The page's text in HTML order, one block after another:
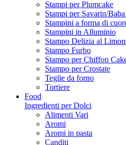
Stampi per Plumcake
Stampi per Savarin/Baba
Stampini a forma di
Stampini in Alluminio
Stampo Delizia al
Stampo Furbo
Stampo per Chiffon
Stampo per Crostate
Teglie da forno
Tortiere
Food
Ingredienti per Dolci
Alimenti Vari
Aromi
Aromi in pasta
Canditi